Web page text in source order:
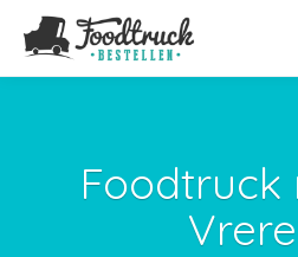
Foodtruck